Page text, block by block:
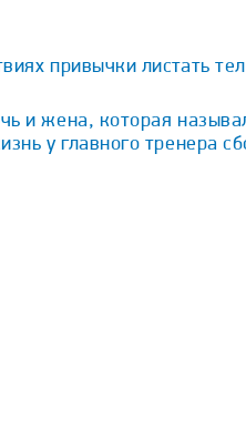
привычки листать
и жена, которая
у главного тренера